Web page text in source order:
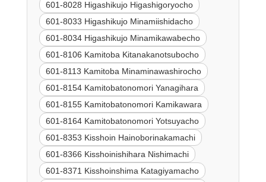
601-8028 Higashikujo Higashigoryocho
601-8033 Higashikujo Minamiishidacho
601-8034 Higashikujo Minamikawabecho
601-8106 Kamitoba Kitanakanotsubocho
601-8113 Kamitoba Minaminawashirocho
601-8154 Kamitobatonomori Yanagihara
601-8155 Kamitobatonomori Kamikawara
601-8164 Kamitobatonomori Yotsuyacho
601-8353 Kisshoin Hainoborinakamachi
601-8366 Kisshoinishihara Nishimachi
601-8371 Kisshoinshima Katagiyamacho